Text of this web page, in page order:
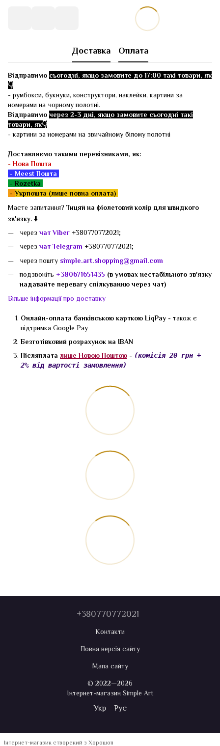
Доставка Оплата
Відправимо сьогодні, якщо замовите до 17:00 такі товари, як
👇
- румбокси, букнуки, конструктори, наклейки, картини за
номерами на чорному полотні.
Відправимо через 2-3 дні, якщо замовите сьогодні такі
товари, як👇
- картини за номерами на звичайному білому полотні
Доставляємо такими перевізниками, як:
-Нова Пошта
- Meest Пошта
- Rozetka
-Укрпошта (лише повна оплата)
Маєте запитання? Тицяй на фіолетовий колір для швидкого
зв'язку. ⬇️
через чат Viber +380770772021;
через чат Telegram +380770772021;
через пошту simple.art.shopping@gmail.com
подзвоніть +380671651435 (в умовах нестабільного зв'язку
надавайте перевагу спілкуванню через чат)
Більше інформації про доставку
Онлайн-оплата банківською карткою LiqPay - також є
підтримка Google Pay
Безготівковий розрахунок на IBAN
Післяплата лише Новою Поштою - (комісія 20 грн +
2% від вартості замовлення)
+380770772021
Контакти
Повна версія сайту
Мапа сайту
© 2022—2026
Інтернет-магазин Simple Art
Укр Рус
Інтернет-магазин створений з Хорошоп